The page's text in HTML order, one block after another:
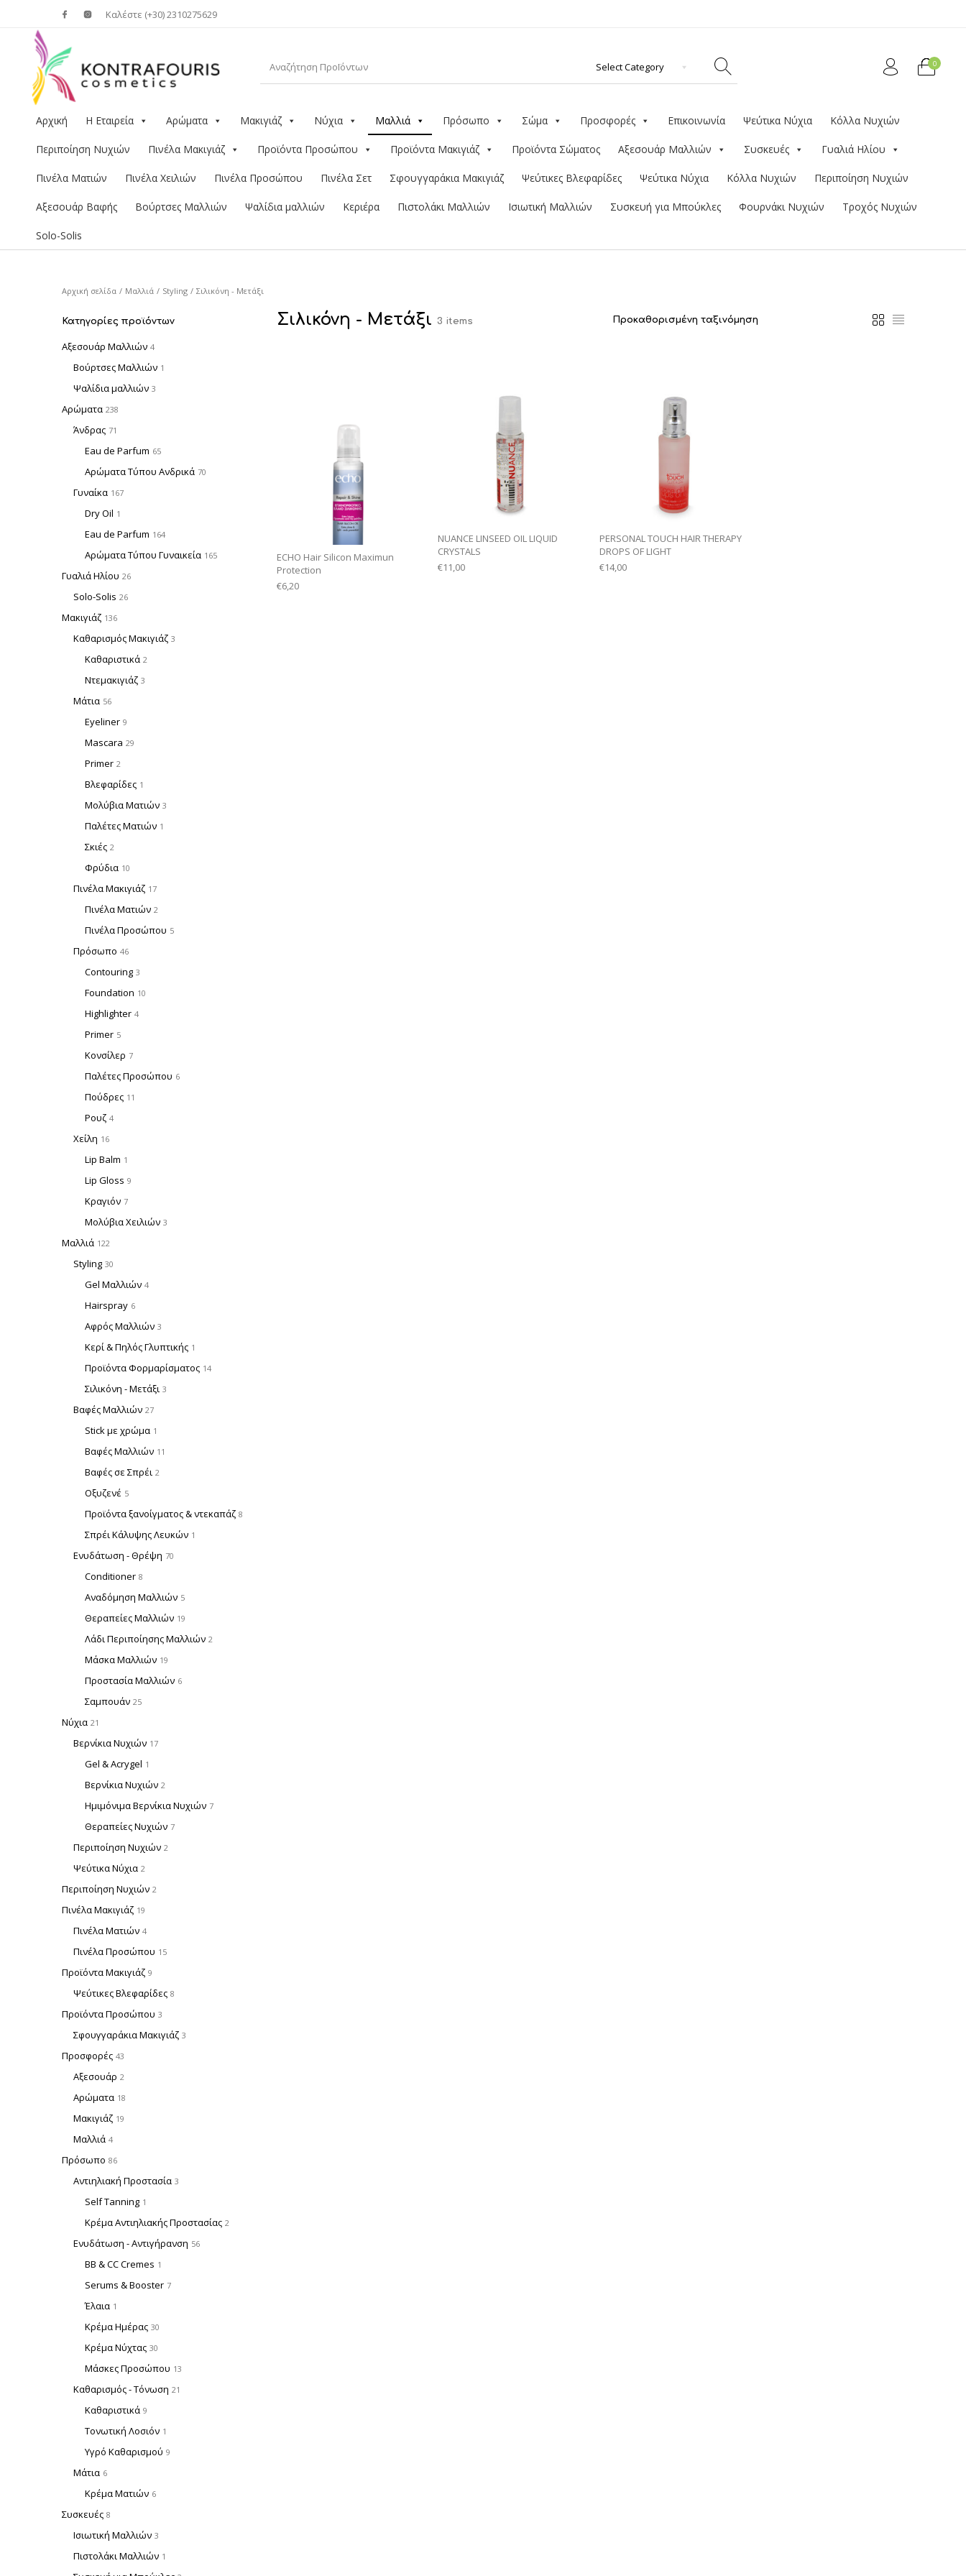
Καλέστε (+30) 2310275629
0
Αρχική Η Εταιρεία Αρώματα Μακιγιάζ Νύχια Μαλλιά Πρόσωπο Σώμα Προσφορές Επικοινωνία Ψεύτικα Νύχια Κόλλα Νυχιών
Περιποίηση Νυχιών Πινέλα Μακιγιάζ Προϊόντα Προσώπου Προϊόντα Μακιγιάζ Προϊόντα Σώματος Αξεσουάρ Μαλλιών Συσκευές Γυαλιά Ηλίου
Πινέλα Ματιών Πινέλα Χειλιών Πινέλα Προσώπου Πινέλα Σετ Σφουγγαράκια Μακιγιάζ Ψεύτικες Βλεφαρίδες Ψεύτικα Νύχια Κόλλα Νυχιών Περιποίηση Νυχιών
Αξεσουάρ Βαφής Βούρτσες Μαλλιών Ψαλίδια μαλλιών Κεριέρα Πιστολάκι Μαλλιών Ισιωτική Μαλλιών Συσκευή για Μπούκλες Φουρνάκι Νυχιών Τροχός Νυχιών
Solo-Solis
Αρχική σελίδα / Μαλλιά / Styling / Σιλικόνη - Μετάξι
Κατηγορίες προϊόντων
Αξεσουάρ Μαλλιών 4
Βούρτσες Μαλλιών 1
Ψαλίδια μαλλιών 3
Αρώματα 238
Άνδρας 71
Eau de Parfum 65
Αρώματα Τύπου Ανδρικά 70
Γυναίκα 167
Dry Oil 1
Eau de Parfum 164
Αρώματα Τύπου Γυναικεία 165
Γυαλιά Ηλίου 26
Solo-Solis 26
Μακιγιάζ 136
Καθαρισμός Μακιγιάζ 3
Καθαριστικά 2
Ντεμακιγιάζ 3
Μάτια 56
Eyeliner 9
Mascara 29
Primer 2
Βλεφαρίδες 1
Μολύβια Ματιών 3
Παλέτες Ματιών 1
Σκιές 2
Φρύδια 10
Πινέλα Μακιγιάζ 17
Πινέλα Ματιών 2
Πινέλα Προσώπου 5
Πρόσωπο 46
Contouring 3
Foundation 10
Highlighter 4
Primer 5
Κονσίλερ 7
Παλέτες Προσώπου 6
Πούδρες 11
Ρουζ 4
Χείλη 16
Lip Balm 1
Lip Gloss 9
Κραγιόν 7
Μολύβια Χειλιών 3
Μαλλιά 122
Styling 30
Gel Μαλλιών 4
Hairspray 6
Αφρός Μαλλιών 3
Κερί & Πηλός Γλυπτικής 1
Προϊόντα Φορμαρίσματος 14
Σιλικόνη - Μετάξι 3
Βαφές Μαλλιών 27
Stick με χρώμα 1
Βαφές Μαλλιών 11
Βαφές σε Σπρέι 2
Οξυζενέ 5
Προϊόντα ξανοίγματος & ντεκαπάζ 8
Σπρέι Κάλυψης Λευκών 1
Ενυδάτωση - Θρέψη 70
Conditioner 8
Αναδόμηση Μαλλιών 5
Θεραπείες Μαλλιών 19
Λάδι Περιποίησης Μαλλιών 2
Μάσκα Μαλλιών 19
Προστασία Μαλλιών 6
Σαμπουάν 25
Νύχια 21
Βερνίκια Νυχιών 17
Gel & Acrygel 1
Βερνίκια Νυχιών 2
Ημιμόνιμα Βερνίκια Νυχιών 7
Θεραπείες Νυχιών 7
Περιποίηση Νυχιών 2
Ψεύτικα Νύχια 2
Περιποίηση Νυχιών 2
Πινέλα Μακιγιάζ 19
Πινέλα Ματιών 4
Πινέλα Προσώπου 15
Προϊόντα Μακιγιάζ 9
Ψεύτικες Βλεφαρίδες 8
Προϊόντα Προσώπου 3
Σφουγγαράκια Μακιγιάζ 3
Προσφορές 43
Αξεσουάρ 2
Αρώματα 18
Μακιγιάζ 19
Μαλλιά 4
Πρόσωπο 86
Αντιηλιακή Προστασία 3
Self Tanning 1
Κρέμα Αντιηλιακής Προστασίας 2
Ενυδάτωση - Αντιγήρανση 56
BB & CC Cremes 1
Serums & Booster 7
Έλαια 1
Κρέμα Ημέρας 30
Κρέμα Νύχτας 30
Μάσκες Προσώπου 13
Καθαρισμός - Τόνωση 21
Καθαριστικά 9
Τονωτική Λοσιόν 1
Υγρό Καθαρισμού 9
Μάτια 6
Κρέμα Ματιών 6
Συσκευές 8
Ισιωτική Μαλλιών 3
Πιστολάκι Μαλλιών 1
Σιλικόνη - Μετάξι 3 items
ECHO Hair Silicon Maximun
Protection
€6,20
NUANCE LINSEED OIL LIQUID
CRYSTALS
€11,00
PERSONAL TOUCH HAIR THERAPY
DROPS OF LIGHT
€14,00